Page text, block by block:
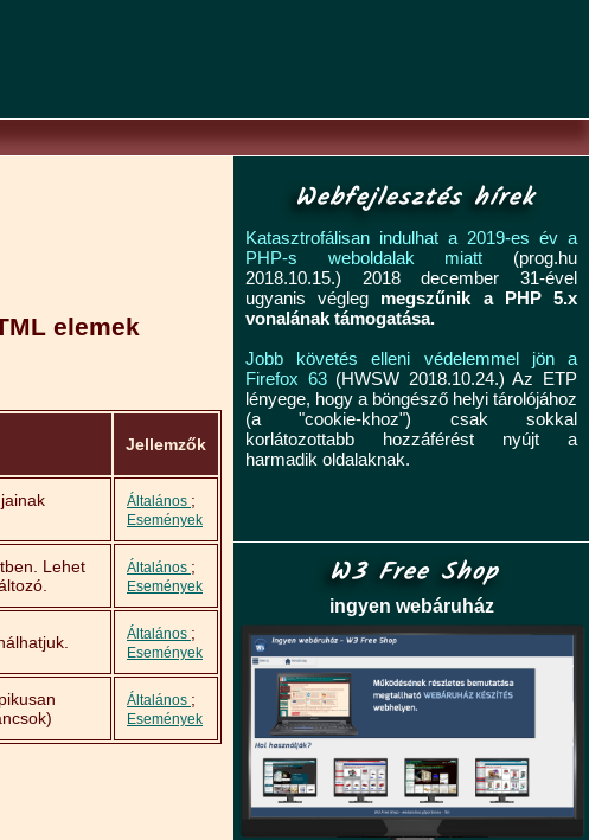
elemek
Jellemzők
Általános ;
Események
Lehet
Általános ;
Események
Általános ;
Események
Általános ;
Események
Webfejlesztés hírek
Katasztrofálisan indulhat a 2019-es év a
PHP-s weboldalak miatt (prog.hu
2018.10.15.) 2018 december 31-ével
ugyanis végleg megszűnik a PHP 5.x
vonalának támogatása.
Jobb követés elleni védelemmel jön a
Firefox 63(HWSW 2018.10.24.) Az ETP
lényege, hogy a böngésző helyi tárolójához
(a "cookie-khoz") csak sokkal
korlátozottabb hozzáférést nyújt a
harmadik oldalaknak.
W3 Free Shop
ingyen webáruház